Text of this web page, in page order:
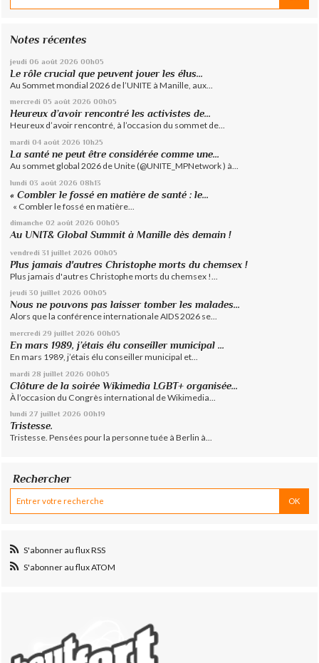
Notes récentes
jeudi 06 août 2026 00h05
Le rôle crucial que peuvent jouer les élus...
Au Sommet mondial 2026 de l’UNITE à Manille, aux...
mercredi 05 août 2026 00h05
Heureux d’avoir rencontré les activistes de...
Heureux d’avoir rencontré, à l’occasion du sommet de...
mardi 04 août 2026 10h25
La santé ne peut être considérée comme une...
Au sommet global 2026 de Unite (@UNITE_MPNetwork ) à...
lundi 03 août 2026 08h13
« Combler le fossé en matière de santé : le...
« Combler le fossé en matière...
dimanche 02 août 2026 00h05
Au UNIT& Global Summit à Manille dès demain !
vendredi 31 juillet 2026 00h05
Plus jamais d'autres Christophe morts du chemsex !
Plus jamais d'autres Christophe morts du chemsex !...
jeudi 30 juillet 2026 00h05
Nous ne pouvons pas laisser tomber les malades...
Alors que la conférence internationale AIDS 2026 se...
mercredi 29 juillet 2026 00h05
En mars 1989, j’étais élu conseiller municipal ...
En mars 1989, j’étais élu conseiller municipal et...
mardi 28 juillet 2026 00h05
Clôture de la soirée Wikimedia LGBT+ organisée...
À l’occasion du Congrès international de Wikimedia...
lundi 27 juillet 2026 00h19
Tristesse.
Tristesse. Pensées pour la personne tuée à Berlin à...
Rechercher
S'abonner au flux RSS
S'abonner au flux ATOM